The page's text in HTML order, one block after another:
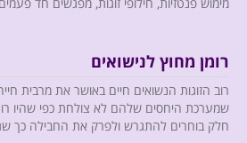
אנו מביאים לחברי האתר רוח רעננה, כיפית
ולהפתיע, כך שב- Descreti לא יהיה רגע אחד משעמם....
רומן מחוץ לנישואים
רוב הזוגות הנשואים חיים באושר את מרבית
שמערכת היחסים שלהם לא צולחת כפי שהיו
חלק בוחרים להתגרש ולפרק את החבילה כך